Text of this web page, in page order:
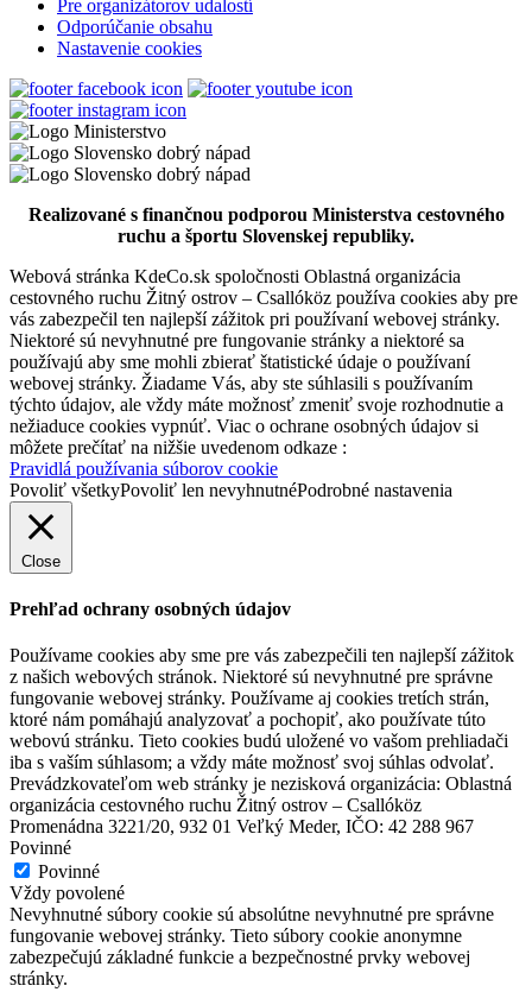
99 km,Prehliadka mesta
Cyklotúra Szigetköz-Žitný ostrov
Pre organizátorov udalostí
Odporúčanie obsahu
Nastavenie cookies
Realizované s finančnou podporou Ministerstva cestovného
ruchu a športu Slovenskej republiky.
Webová stránka KdeCo.sk spoločnosti Oblastná organizácia
cestovného ruchu Žitný ostrov – Csallóköz používa cookies aby pre
vás zabezpečil ten najlepší zážitok pri používaní webovej stránky.
Niektoré sú nevyhnutné pre fungovanie stránky a niektoré sa
používajú aby sme mohli zbierať štatistické údaje o používaní
webovej stránky. Žiadame Vás, aby ste súhlasili s používaním
týchto údajov, ale vždy máte možnosť zmeniť svoje rozhodnutie a
nežiaduce cookies vypnúť. Viac o ochrane osobných údajov si
môžete prečítať na nižšie uvedenom odkaze :
Pravidlá používania súborov cookie
Povoliť všetkyPovoliť len nevyhnutnéPodrobné nastavenia
Close
Prehľad ochrany osobných údajov
Používame cookies aby sme pre vás zabezpečili ten najlepší zážitok
z našich webových stránok. Niektoré sú nevyhnutné pre správne
fungovanie webovej stránky. Používame aj cookies tretích strán,
ktoré nám pomáhajú analyzovať a pochopiť, ako používate túto
webovú stránku. Tieto cookies budú uložené vo vašom prehliadači
iba s vaším súhlasom; a vždy máte možnosť svoj súhlas odvolať.
Prevádzkovateľom web stránky je nezisková organizácia: Oblastná
organizácia cestovného ruchu Žitný ostrov – Csallóköz
Promenádna 3221/20, 932 01 Veľký Meder, IČO: 42 288 967
Povinné
Povinné
Vždy povolené
Nevyhnutné súbory cookie sú absolútne nevyhnutné pre správne
fungovanie webovej stránky. Tieto súbory cookie anonymne
zabezpečujú základné funkcie a bezpečnostné prvky webovej
stránky.